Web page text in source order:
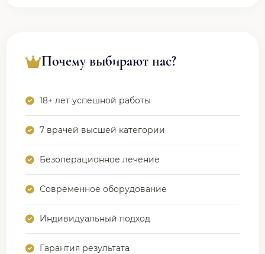
Почему выбирают нас?
18+ лет успешной работы
7 врачей высшей категории
Безоперационное лечение
Современное оборудование
Индивидуальный подход
Гарантия результата